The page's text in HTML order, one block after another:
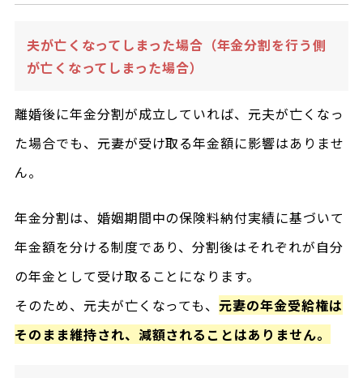
夫が亡くなってしまった場合（年金分割を行う側
が亡くなってしまった場合）
離婚後に年金分割が成立していれば、元夫が亡くなっ
た場合でも、元妻が受け取る年金額に影響はありませ
ん。
年金分割は、婚姻期間中の保険料納付実績に基づいて
年金額を分ける制度であり、分割後はそれぞれが自分
の年金として受け取ることになります。
そのため、元夫が亡くなっても、元妻の年金受給権は
そのまま維持され、減額されることはありません。